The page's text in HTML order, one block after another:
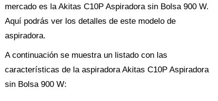
mercado es la Akitas C10P Aspiradora sin Bolsa 900 W.
Aquí podrás ver los detalles de este modelo de
aspiradora.
A continuación se muestra un listado con las
características de la aspiradora Akitas C10P Aspiradora
sin Bolsa 900 W: